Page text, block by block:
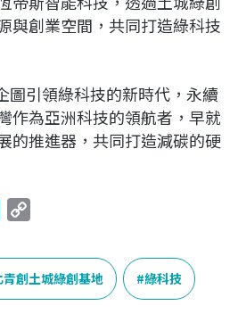
與創業空間，共同打造綠科技
圖引領綠科技的新時代，永續
作為亞洲科技的領航者，早就
的推進器，共同打造減碳的硬
n
k
e
p
y
L
青創土城綠創基地 綠科技